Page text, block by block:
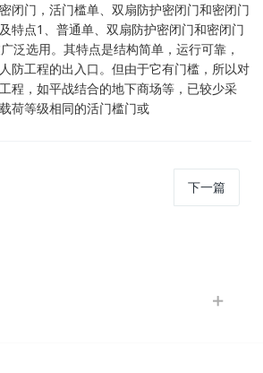
闭门，活门槛单、双扇防护密闭门和密闭门
特点1、普通单、双扇防护密闭门和密闭门
泛选用。其特点是结构简单，运行可靠，
防工程的出入口。但由于它有门槛，所以对
程，如平战结合的地下商场等，已较少采
荷等级相同的活门槛门或
下一篇